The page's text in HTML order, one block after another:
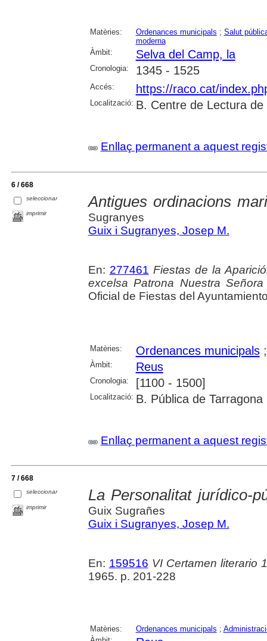
Matèries: Ordenances municipals ; Salut
moderna
Àmbit:
Selva del Camp, la
Cronologia: 1345 - 1525
Accés: https://raco.cat/
Localització: B. Centre de Lectura de
Enllaç permanent a aquest
6 / 668
seleccionar
imprimir
Antigues ordinacions
Sugranyes
Guix i Sugranyes, Josep M.
En: 277461 Fiestas de la
excelsa Patrona Nuestra
Oficial de Fiestas del
Matèries: Ordenances municipals
Àmbit: Reus
Cronologia: [1100 - 1500]
Localització: B. Pública de Tarragona
Enllaç permanent a aquest
7 / 668
seleccionar
imprimir
La Personalitat jurídico-
Guix Sugrañes
Guix i Sugranyes, Josep M.
En: 159516 VI Certamen literario
1965. p. 201-228
Matèries: Ordenances municipals ;